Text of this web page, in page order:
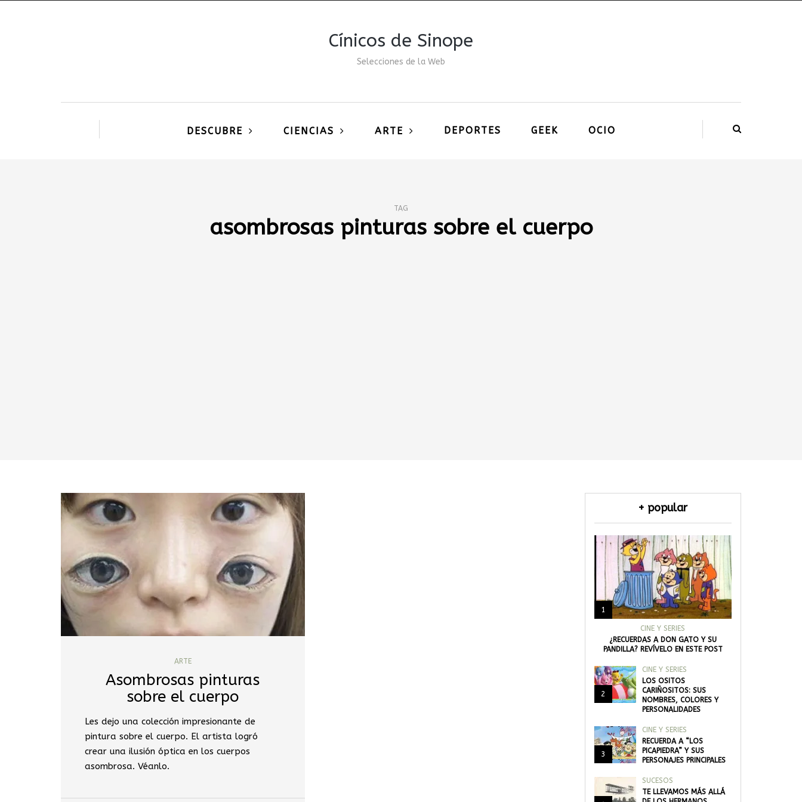
Cínicos de Sinope
Selecciones de la Web
DESCUBRE CIENCIAS ARTE DEPORTES GEEK OCIO
TAG
asombrosas pinturas sobre el cuerpo
ARTE
Asombrosas pinturas
sobre el cuerpo
Les dejo una colección impresionante de
pintura sobre el cuerpo. El artista logró
crear una ilusión óptica en los cuerpos
asombrosa. Véanlo.
+ popular
1
CINE Y SERIES
¿RECUERDAS A DON GATO Y SU
PANDILLA? REVÍVELO EN ESTE POST
2
CINE Y SERIES
LOS OSITOS
CARIÑOSITOS: SUS
NOMBRES, COLORES Y
PERSONALIDADES
3
CINE Y SERIES
RECUERDA A “LOS
PICAPIEDRA” Y SUS
PERSONAJES PRINCIPALES
SUCESOS
TE LLEVAMOS MÁS ALLÁ